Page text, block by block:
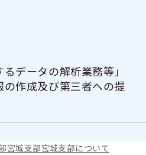
るデータの解析業務等」
の作成及び第三者への提
宮城支部宮城支部について